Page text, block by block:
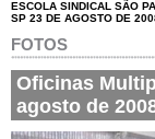
ESCOLA SINDICAL SÃO
SP 23 DE AGOSTO DE
FOTOS
Oficinas
agosto de